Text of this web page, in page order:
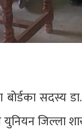
बोर्डका सदस्य
युनियन जिल्ला